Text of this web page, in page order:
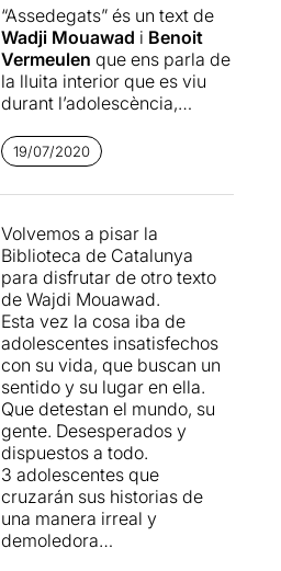
“Assedegats” és un text de
Wadji Mouawad i Benoit
Vermeulen que ens parla de
la lluita interior que es viu
durant l’adolescència,
rebel·lia interna que t’ofega i
no et deixa respirar.
de metàfores i de caire
filosòfic on l’espectador hi
queda enganxat des d’un
bon començament. Es tracta
majoritàriament de un recull
de monòlegs que de
vegades es converteixen en
diàlegs directe al públic.
“Assedegats” es mou entre
passat i present, realitat i
ficció, humor i drama; ho fa
mitjançant la utilització de
diferents tècniques:
interpretació, imatges
19/07/2020
Volvemos a pisar la
Biblioteca de Catalunya
para disfrutar de otro texto
de Wajdi Mouawad.
Esta vez la cosa iba de
adolescentes insatisfechos
con su vida, que buscan un
sentido y su lugar en ella.
Que detestan el mundo, su
gente. Desesperados y
dispuestos a todo.
3 adolescentes que
cruzarán sus historias de
una manera irreal y
demoledora…